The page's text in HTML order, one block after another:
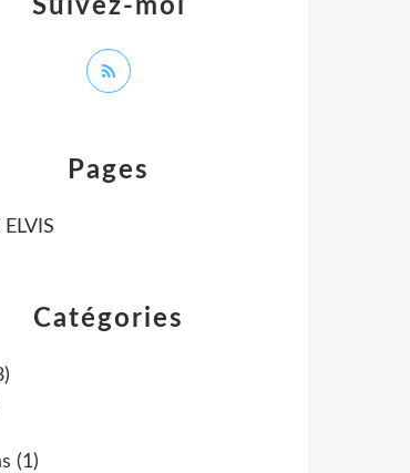
Catégories
(1)
Pages
Suivez-moi